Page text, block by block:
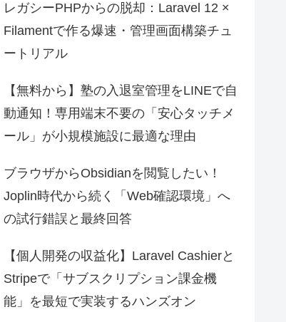
レガシーPHPからの脱却：Laravel 12 ×
Filamentで作る爆速・管理画面構築チュ
ートリアル
【無料から】塾の入退室管理をLINEで自
動通知！専用端末不要の「安心タッチメ
ール」が小規模施設に最適な理由
ブラウザからObsidianを閲覧したい！
Joplin時代から続く「Web確認環境」へ
の試行錯誤と最終回答
【個人開発の収益化】Laravel Cashierと
Stripeで「サブスクリプション課金機
能」を最短で実装するハンズオン